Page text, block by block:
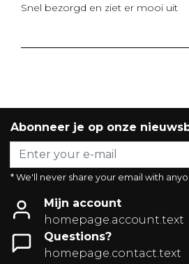
Snel bezorgd en ziet er mooi uit
Abonneer je op onze
* We'll never share your email with
Mijn account
homepage.account.text
Questions?
homepage.contact.text